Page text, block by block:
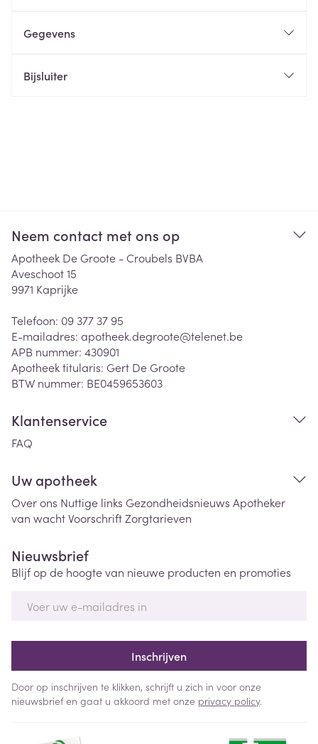
Gegevens
Bijsluiter
Neem contact met ons op
Apotheek De Groote - Croubels BVBA
Aveschoot 15
9971 Kaprijke
Telefoon: 09 377 37 95
E-mailadres: apotheek.degroote@telenet.be
APB nummer: 430901
Apotheek titularis: Gert De Groote
BTW nummer: BE0459653603
Klantenservice
FAQ
Uw apotheek
Over ons Nuttige links Gezondheidsnieuws Apotheker
van wachtVoorschriftZorgtarieven
Nieuwsbrief
Blijf op de hoogte van nieuwe producten en promoties
Inschrijven
Door op inschrijven te klikken, schrijft u zich in voor onze
nieuwsbrief en gaat u akkoord met onze privacy policy.